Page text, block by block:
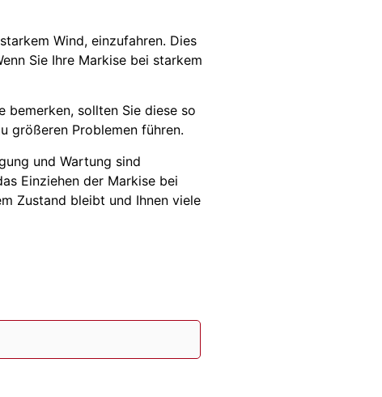
Wind, einzufahren. Dies
Sie Ihre Markise bei starkem
bemerken, sollten Sie diese so
größeren Problemen führen.
und Wartung sind
Einziehen der Markise bei
Zustand bleibt und Ihnen viele